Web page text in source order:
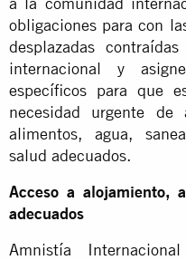
obligaciones para con
desplazadas
internacional y
específicos para que
necesidad urgente de
alimentos, agua,
salud adecuados.
Acceso a alojamiento,
adecuados
Amnistía